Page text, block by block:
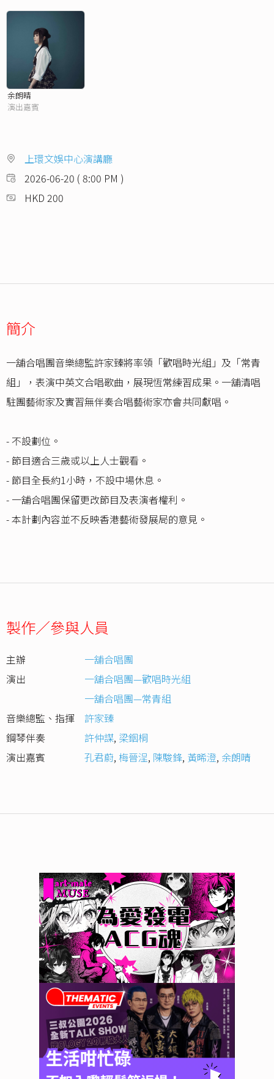
余朗晴
演出嘉賓
上環文娛中心演講廳
2026-06-20 ( 8:00 PM )
HKD 200
簡介
一舖合唱團音樂總監許家臻將率領「歡唱時光組」及「常青
組」，表演中英文合唱歌曲，展現恆常練習成果。一舖清唱
駐團藝術家及實習無伴奏合唱藝術家亦會共同獻唱。
- 不設劃位。
- 節目適合三歲或以上人士觀看。
- 節目全長約1小時，不設中場休息。
- 一舖合唱團保留更改節目及表演者權利。
- 本計劃內容並不反映香港藝術發展局的意見。
製作／參與人員
主辦
一舖合唱團
演出
一舖合唱團—歡唱時光組
一舖合唱團—常青組
音樂總監、指揮
許家臻
鋼琴伴奏
許仲謀, 梁銦桐
演出嘉賓
孔君蔚,梅晉浧, 陳駿鋒, 黃晞澄, 余朗晴